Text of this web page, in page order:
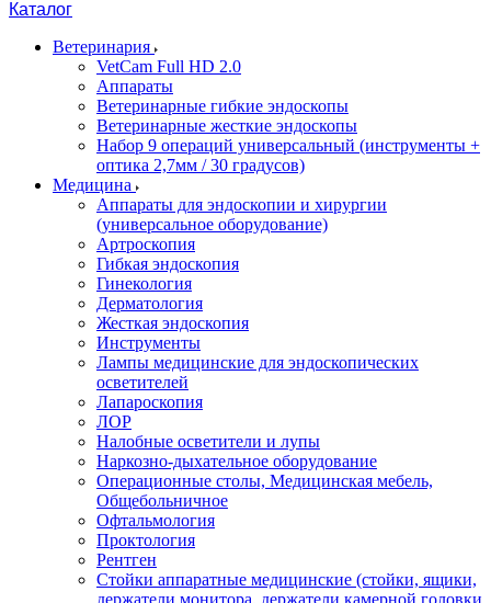
Каталог
Ветеринария
VetCam Full HD 2.0
Аппараты
Ветеринарные гибкие эндоскопы
Ветеринарные жесткие эндоскопы
Набор 9 операций универсальный (инструменты +
оптика 2,7мм / 30 градусов)
Медицина
Аппараты для эндоскопии и хирургии
(универсальное оборудование)
Артроскопия
Гибкая эндоскопия
Гинекология
Дерматология
Жесткая эндоскопия
Инструменты
Лампы медицинские для эндоскопических
осветителей
Лапароскопия
ЛОР
Налобные осветители и лупы
Наркозно-дыхательное оборудование
Операционные столы, Медицинская мебель,
Общебольничное
Офтальмология
Проктология
Рентген
Стойки аппаратные медицинские (стойки, ящики,
держатели монитора, держатели камерной головки